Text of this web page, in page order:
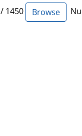
/ 1450